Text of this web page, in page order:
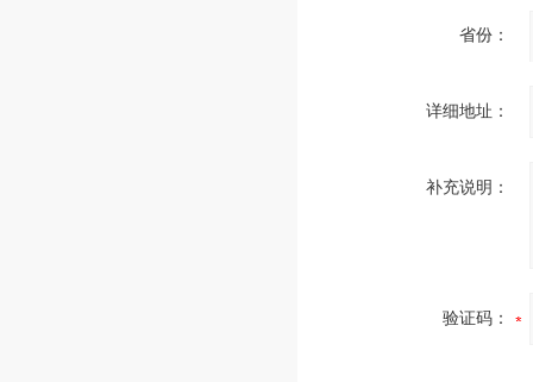
省份：
详细地址：
补充说明：
验证码：